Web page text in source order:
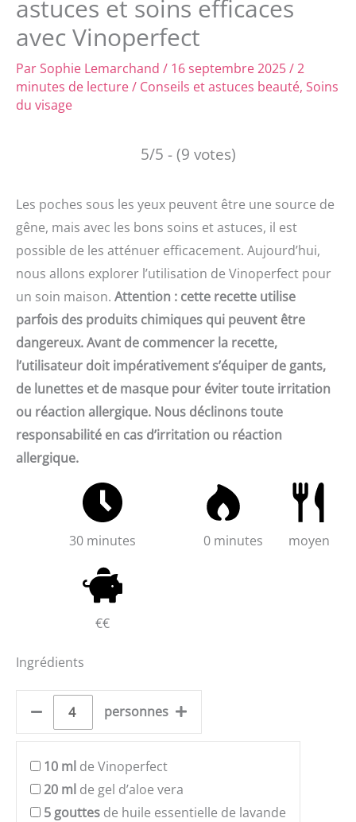
astuces et soins efficaces
avec Vinoperfect
ParSophie Lemarchand / 16 septembre 2025/2
minutes de lecture/ Conseils et astuces beauté, Soins
du visage
5/5 - (9 votes)
Les poches sous les yeux peuvent être une source de
gêne, mais avec les bons soins et astuces, il est
possible de les atténuer efficacement. Aujourd’hui,
nous allons explorer l’utilisation de Vinoperfect pour
un soin maison. Attention : cette recette utilise
parfois des produits chimiques qui peuvent être
dangereux. Avant de commencer la recette,
l’utilisateur doit impérativement s’équiper de gants,
de lunettes et de masque pour éviter toute irritation
ou réaction allergique. Nous déclinons toute
responsabilité en cas d’irritation ou réaction
allergique.
30 minutes 0 minutes moyen
€€
Ingrédients
personnes
10 ml de Vinoperfect
20 ml de gel d’aloe vera
5 gouttes de huile essentielle de lavande